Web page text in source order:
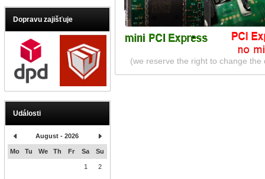
Dopravu zajišťuje
Události
August - 2026
Mo Tu We Th Fr Sa Su
1 2
(we reserve the right to change